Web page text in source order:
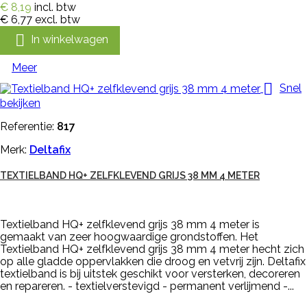
€ 8,19 incl. btw
€ 6,77 excl. btw
 In winkelwagen
Meer
 Snel
bekijken
Referentie: 817
Merk: Deltafix
TEXTIELBAND HQ+ ZELFKLEVEND GRIJS 38 MM 4 METER
Textielband HQ+ zelfklevend grijs 38 mm 4 meter is
gemaakt van zeer hoogwaardige grondstoffen. Het
Textielband HQ+ zelfklevend grijs 38 mm 4 meter hecht zich
op alle gladde oppervlakken die droog en vetvrij zijn. Deltafix
textielband is bij uitstek geschikt voor versterken, decoreren
en repareren. - textielverstevigd - permanent verlijmend -...